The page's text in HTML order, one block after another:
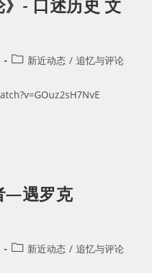
- 口述历史 文
Post新近动态 / 追忆与评论
—遇罗克
Post新近动态 / 追忆与评论